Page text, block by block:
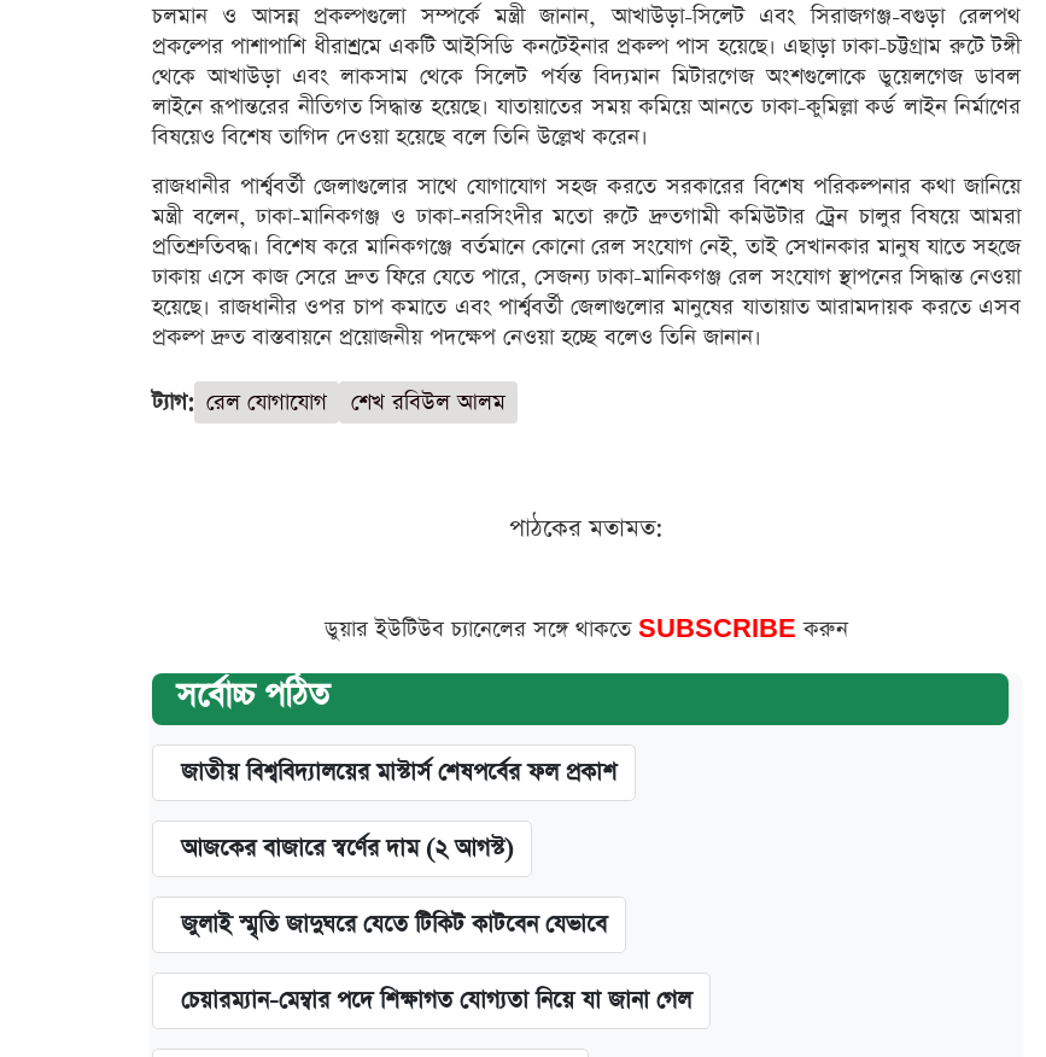
চলমান ও আসন্ন প্রকল্পগুলো সম্পর্কে মন্ত্রী জানান, আখাউড়া-সিলেট এবং সিরাজগঞ্জ-বগুড়া রেলপথ
প্রকল্পের পাশাপাশি ধীরাশ্রমে একটি আইসিডি কনটেইনার প্রকল্প পাস হয়েছে। এছাড়া ঢাকা-চট্টগ্রাম রুটে টঙ্গী
থেকে আখাউড়া এবং লাকসাম থেকে সিলেট পর্যন্ত বিদ্যমান মিটারগেজ অংশগুলোকে ডুয়েলগেজ ডাবল
লাইনে রূপান্তরের নীতিগত সিদ্ধান্ত হয়েছে। যাতায়াতের সময় কমিয়ে আনতে ঢাকা-কুমিল্লা কর্ড লাইন নির্মাণের
বিষয়েও বিশেষ তাগিদ দেওয়া হয়েছে বলে তিনি উল্লেখ করেন।
রাজধানীর পার্শ্ববর্তী জেলাগুলোর সাথে যোগাযোগ সহজ করতে সরকারের বিশেষ পরিকল্পনার কথা জানিয়ে
মন্ত্রী বলেন, ঢাকা-মানিকগঞ্জ ও ঢাকা-নরসিংদীর মতো রুটে দ্রুতগামী কমিউটার ট্রেন চালুর বিষয়ে আমরা
প্রতিশ্রুতিবদ্ধ। বিশেষ করে মানিকগঞ্জে বর্তমানে কোনো রেল সংযোগ নেই, তাই সেখানকার মানুষ যাতে সহজে
ঢাকায় এসে কাজ সেরে দ্রুত ফিরে যেতে পারে, সেজন্য ঢাকা-মানিকগঞ্জ রেল সংযোগ স্থাপনের সিদ্ধান্ত নেওয়া
হয়েছে। রাজধানীর ওপর চাপ কমাতে এবং পার্শ্ববর্তী জেলাগুলোর মানুষের যাতায়াত আরামদায়ক করতে এসব
প্রকল্প দ্রুত বাস্তবায়নে প্রয়োজনীয় পদক্ষেপ নেওয়া হচ্ছে বলেও তিনি জানান।
ট্যাগ: রেল যোগাযোগ শেখ রবিউল আলম
পাঠকের মতামত:
ডুয়ার ইউটিউব চ্যানেলের সঙ্গে থাকতে SUBSCRIBEকরুন
সর্বোচ্চ পঠিত
জাতীয় বিশ্ববিদ্যালয়ের মাস্টার্স শেষপর্বের ফল প্রকাশ
আজকের বাজারে স্বর্ণের দাম (২ আগস্ট)
জুলাই স্মৃতি জাদুঘরে যেতে টিকিট কাটবেন যেভাবে
চেয়ারম্যান-মেম্বার পদে শিক্ষাগত যোগ্যতা নিয়ে যা জানা গেল